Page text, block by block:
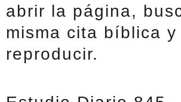
abrir la página,
misma cita bíblica y
reproducir.